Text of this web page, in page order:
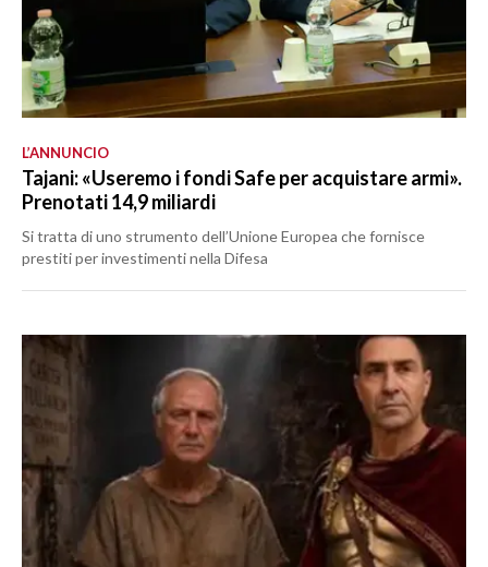
L’ANNUNCIO
Tajani: «Useremo i fondi Safe per acquistare armi».
Prenotati 14,9 miliardi
Si tratta di uno strumento dell’Unione Europea che fornisce
prestiti per investimenti nella Difesa